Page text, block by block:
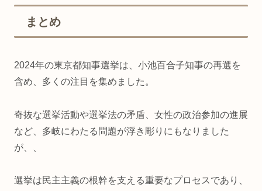
まとめ
2024年の東京都知事選挙は、小池百合子知事の再選を
含め、多くの注目を集めました。
奇抜な選挙活動や選挙法の矛盾、女性の政治参加の進展
など、多岐にわたる問題が浮き彫りにもなりました
が、、
選挙は民主主義の根幹を支える重要なプロセスであり、